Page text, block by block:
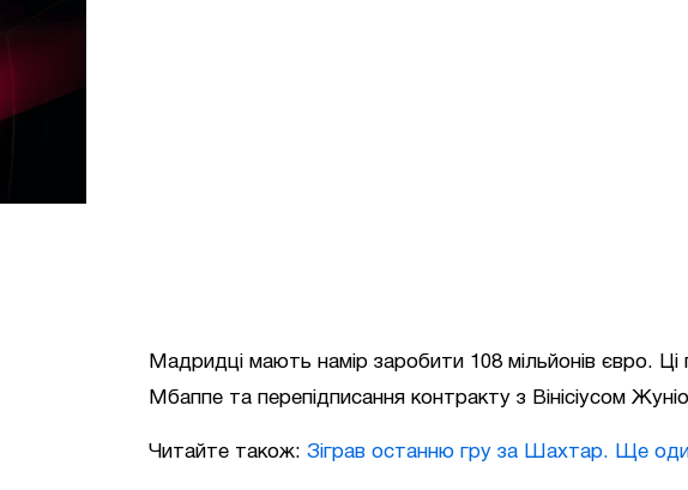
Мадридці мають намір заробити 108 мільйонів євро. Ці
Мбаппе та перепідписання контракту з Вінісіусом
Читайте також: Зіграв останню гру за Шахтар. Ще